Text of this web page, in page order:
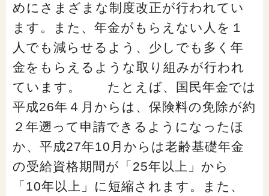
「健康」に関する記事
「終活」に関する記事
「家計」に関する記事
「暮らし」に関する記事
めにさまざまな制度改正が行われてい
ます。また、年金がもらえない人を１
人でも減らせるよう、少しでも多く年
金をもらえるような取り組みが行われ
ています。 たとえば、国民年金では
平成26年４月からは、保険料の免除が約
２年遡って申請できるようになったほ
か、平成27年10月からは老齢基礎年金
の受給資格期間が「25年以上」から
「10年以上」に短縮されます。また、